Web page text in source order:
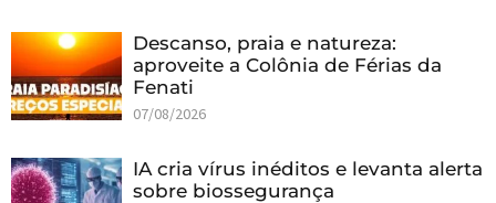
Descanso, praia e natureza:
aproveite a Colônia de Férias da
Fenati
07/08/2026
IA cria vírus inéditos e levanta alerta
sobre biossegurança